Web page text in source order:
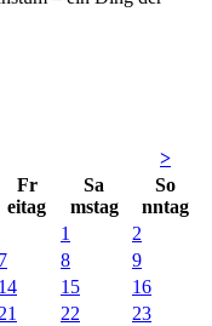
>
Fr
eitag
Sa
mstag
So
nntag
1
2
7 8
9
14 15
16
22
23